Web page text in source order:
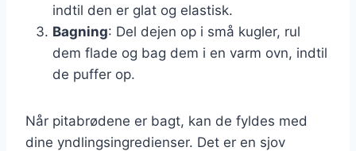
indtil den er glat og elastisk.
Bagning: Del dejen op i små kugler, rul
dem flade og bag dem i en varm ovn, indtil
de puffer op.
Når pitabrødene er bagt, kan de fyldes med
dine yndlingsingredienser. Det er en sjov